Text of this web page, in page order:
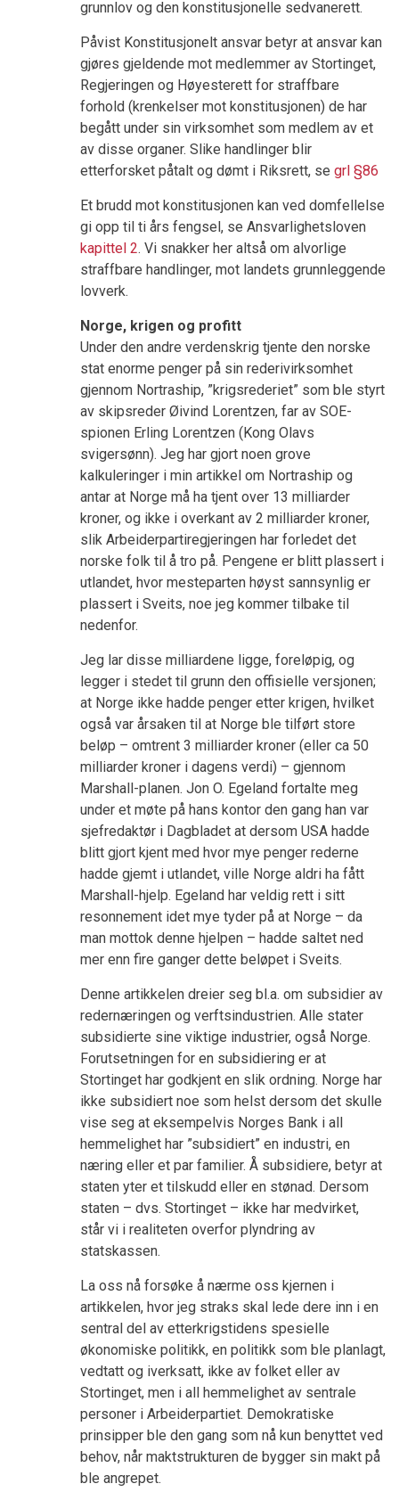
grunnlov og den konstitusjonelle sedvanerett.
Påvist Konstitusjonelt ansvar betyr at ansvar kan
gjøres gjeldende mot medlemmer av Stortinget,
Regjeringen og Høyesterett for straffbare
forhold (krenkelser mot konstitusjonen) de har
begått under sin virksomhet som medlem av et
av disse organer. Slike handlinger blir
etterforsket påtalt og dømt i Riksrett, se grl §86
Et brudd mot konstitusjonen kan ved domfellelse
gi opp til ti års fengsel, se Ansvarlighetsloven
kapittel 2. Vi snakker her altså om alvorlige
straffbare handlinger, mot landets grunnleggende
lovverk.
Norge, krigen og profitt
Under den andre verdenskrig tjente den norske
stat enorme penger på sin rederivirksomhet
gjennom Nortraship, ”krigsrederiet” som ble styrt
av skipsreder Øivind Lorentzen, far av SOE-
spionen Erling Lorentzen (Kong Olavs
svigersønn). Jeg har gjort noen grove
kalkuleringer i min artikkel om Nortraship og
antar at Norge må ha tjent over 13 milliarder
kroner, og ikke i overkant av 2 milliarder kroner,
slik Arbeiderpartiregjeringen har forledet det
norske folk til å tro på. Pengene er blitt plassert i
utlandet, hvor mesteparten høyst sannsynlig er
plassert i Sveits, noe jeg kommer tilbake til
nedenfor.
Jeg lar disse milliardene ligge, foreløpig, og
legger i stedet til grunn den offisielle versjonen;
at Norge ikke hadde penger etter krigen, hvilket
også var årsaken til at Norge ble tilført store
beløp – omtrent 3 milliarder kroner (eller ca 50
milliarder kroner i dagens verdi) – gjennom
Marshall-planen. Jon O. Egeland fortalte meg
under et møte på hans kontor den gang han var
sjefredaktør i Dagbladet at dersom USA hadde
blitt gjort kjent med hvor mye penger rederne
hadde gjemt i utlandet, ville Norge aldri ha fått
Marshall-hjelp. Egeland har veldig rett i sitt
resonnement idet mye tyder på at Norge – da
man mottok denne hjelpen – hadde saltet ned
mer enn fire ganger dette beløpet i Sveits.
Denne artikkelen dreier seg bl.a. om subsidier av
redernæringen og verftsindustrien. Alle stater
subsidierte sine viktige industrier, også Norge.
Forutsetningen for en subsidiering er at
Stortinget har godkjent en slik ordning. Norge har
ikke subsidiert noe som helst dersom det skulle
vise seg at eksempelvis Norges Bank i all
hemmelighet har ”subsidiert” en industri, en
næring eller et par familier. Å subsidiere, betyr at
staten yter et tilskudd eller en stønad. Dersom
staten – dvs. Stortinget – ikke har medvirket,
står vi i realiteten overfor plyndring av
statskassen.
La oss nå forsøke å nærme oss kjernen i
artikkelen, hvor jeg straks skal lede dere inn i en
sentral del av etterkrigstidens spesielle
økonomiske politikk, en politikk som ble planlagt,
vedtatt og iverksatt, ikke av folket eller av
Stortinget, men i all hemmelighet av sentrale
personer i Arbeiderpartiet. Demokratiske
prinsipper ble den gang som nå kun benyttet ved
behov, når maktstrukturen de bygger sin makt på
ble angrepet.